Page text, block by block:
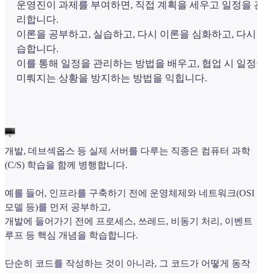
운영진이 과제를 부여하면, 직접 계획을 세우고 일정을
리합니다.
이론을 공부하고, 실습하고, 다시 이론을 심화하고, 다시
습합니다.
이를 통해 일정을 관리하는 방법을 배우고, 협업 시 일정
미뤄지는 상황을 방지하는 방법을 익힙니다.
개발, 데브섹옵스 등 실제 서버를 다루는 직종은 컴퓨터 과학
(C/S) 학습을 함께 병행합니다.
예를 들어, 인프라를 구축하기 전에 운영체제와 네트워크(OSI
모델 등)를 먼저 공부하고,
개발에 들어가기 전에 프로세스, 쓰레드, 비동기 처리, 이벤트
루프 등 핵심 개념을 학습합니다.
단순히 코드를 작성하는 것이 아니라, 그 코드가 어떻게 동작